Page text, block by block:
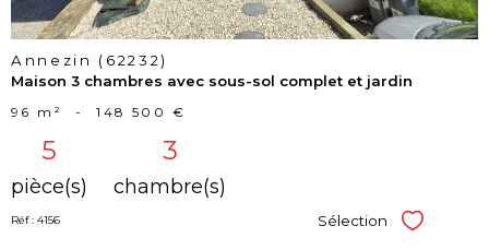
Annezin (62232)
Maison 3 chambres avec sous-sol complet et jardin
96 m² - 148 500 €
5
pièce(s)
3
chambre(s)
Réf : 4156 Sélection Sélectionner